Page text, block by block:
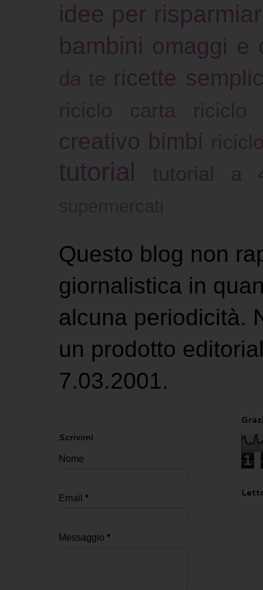
idee per
bambini omaggi e
da te ricette
riciclo carta riciclo
creativo bimbi
tutorial tutorial a
Questo blog non
giornalistica in
alcuna periodicità.
un prodotto
7.03.2001.
Scrivimi
Nome
Email *
Messaggio *
1